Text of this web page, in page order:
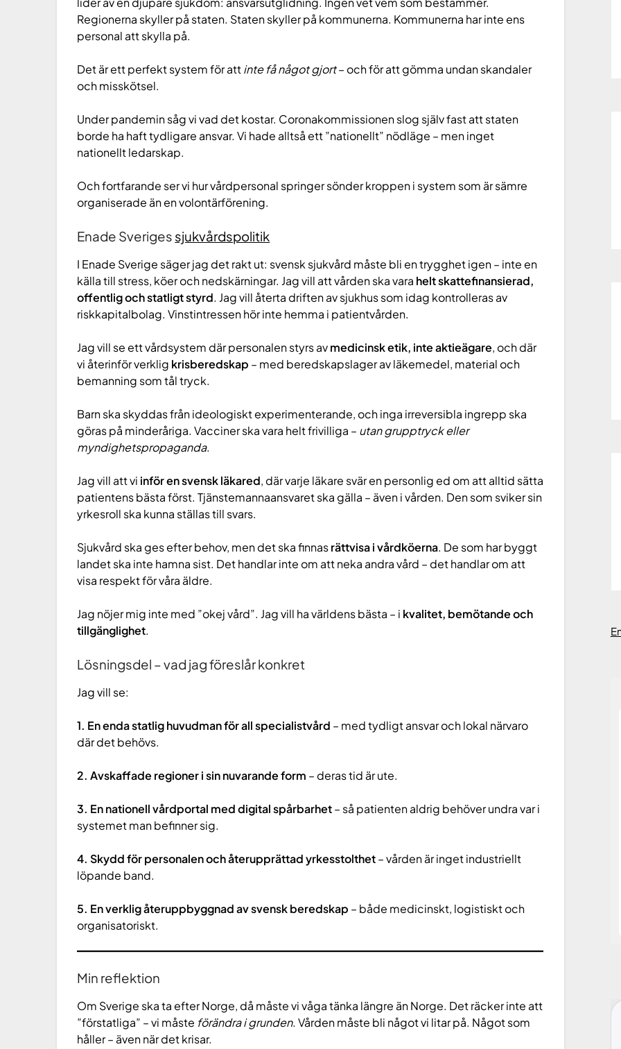
Regionerna skyller på staten. Staten skyller på kommunerna. Kommunerna har inte ens
personal att skylla på.
Det är ett perfekt system för attinte få något gjort– och för att gömma undan skandaler
och misskötsel.
Under pandemin såg vi vad det kostar. Coronakommissionen slog själv fast att staten
borde ha haft tydligare ansvar. Vi hade alltså ett ”nationellt” nödläge – men inget
nationellt ledarskap.
Och fortfarande ser vi hur vårdpersonal springer sönder kroppen i system som är sämre
organiserade än en volontärförening.
Enade Sveriges sjukvårdspolitik
I Enade Sverige säger jag det rakt ut: svensk sjukvård måste bli en trygghet igen – inte en
källa till stress, köer och nedskärningar. Jag vill att vården ska vara helt skattefinansierad,
offentlig och statligt styrd. Jag vill återta driften av sjukhus som idag kontrolleras av
riskkapitalbolag. Vinstintressen hör inte hemma i patientvården.
Jag vill se ett vårdsystem där personalen styrs avmedicinsk etik, inte aktieägare, och där
vi återinför verklig krisberedskap – med beredskapslager av läkemedel, material och
bemanning som tål tryck.
Barn ska skyddas från ideologiskt experimenterande, och inga irreversibla ingrepp ska
göras på minderåriga. Vacciner ska vara helt frivilliga – utan grupptryck eller
myndighetspropaganda.
Jag vill att vi inför en svensk läkared, där varje läkare svär en personlig ed om att alltid sätta
patientens bästa först. Tjänstemannaansvaret ska gälla – även i vården. Den som sviker sin
yrkesroll ska kunna ställas till svars.
Sjukvård ska ges efter behov, men det ska finnasrättvisa i vårdköerna. De som har byggt
landet ska inte hamna sist. Det handlar inte om att neka andra vård – det handlar om att
visa respekt för våra äldre.
Jag nöjer mig inte med ”okej vård”. Jag vill ha världens bästa – i kvalitet, bemötande och
tillgänglighet.
Lösningsdel – vad jag föreslår konkret
Jag vill se:
1. En enda statlig huvudman för all specialistvård – med tydligt ansvar och lokal närvaro
där det behövs.
2. Avskaffade regioner i sin nuvarande form – deras tid är ute.
3. En nationell vårdportal med digital spårbarhet– så patienten aldrig behöver undra var i
systemet man befinner sig.
4. Skydd för personalen och återupprättad yrkesstolthet– vården är inget industriellt
löpande band.
5. En verklig återuppbyggnad av svensk beredskap – både medicinskt, logistiskt och
organisatoriskt.
Min reflektion
Om Sverige ska ta efter Norge, då måste vi våga tänka längre än Norge. Det räcker inte att
”förstatliga” – vi måste förändra i grunden. Vården måste bli något vi litar på. Något som
håller – även när det krisar.